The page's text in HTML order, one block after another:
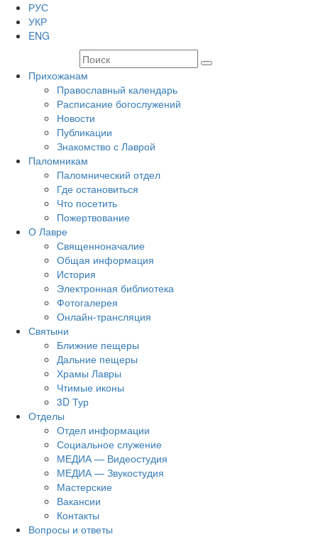
РУС
УКР
ENG
Прихожанам
Православный календарь
Расписание богослужений
Новости
Публикации
Знакомство с Лаврой
Паломникам
Паломнический отдел
Где остановиться
Что посетить
Пожертвование
О Лавре
Священноначалие
Общая информация
История
Электронная библиотека
Фотогалерея
Онлайн-трансляция
Святыни
Ближние пещеры
Дальние пещеры
Храмы Лавры
Чтимые иконы
3D Тур
Отделы
Отдел информации
Социальное служение
МЕДИА — Видеостудия
МЕДИА — Звукостудия
Мастерские
Вакансии
Контакты
Вопросы и ответы